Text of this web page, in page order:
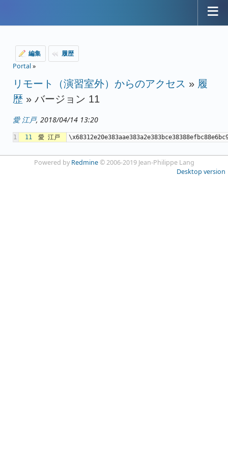
編集
履歴
Portal»
リモート（演習室外）からのアクセス » 履
歴 » バージョン 11
愛 江戸, 2018/04/14 13:20
1 11 愛 江戸
Powered by Redmine© 2006-2019 Jean-Philippe Lang
Desktop version